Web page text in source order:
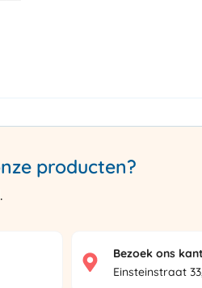
producten?
Bezoek ons
Einsteinstraat